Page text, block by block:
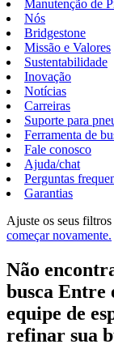
Manutenção de
Nós
Bridgestone
Missão e Valores
Sustentabilidade
Inovação
Notícias
Carreiras
Suporte para
Ferramenta de
Fale conosco
Ajuda/chat
Perguntas
Garantias
Ajuste os seus filtros
começar novamente.
Não
busca Entre
equipe de
refinar sua